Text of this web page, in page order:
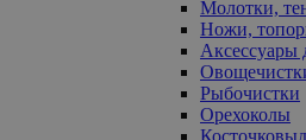
Молотки,
Ножи,
Аксессуары
Рыбочистки
Орехоколы